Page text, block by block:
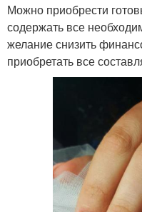
Можно приобрести
содержать все
желание снизить
приобретать все